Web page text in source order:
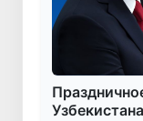
Узбекистана